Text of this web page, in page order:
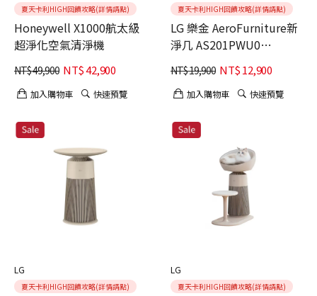
夏天卡利HIGH回饋攻略(詳情請點)
Honeywell X1000航太級
超淨化空氣清淨機
NT$49,900 NT$42,900
加入購物車 快速預覽
夏天卡利HIGH回饋攻略(詳情請點)
LG 樂金 AeroFurniture新
淨几 AS201PWU0
AS201PBK0 邊桌設計 +
空氣清淨機 雪梨白
NT$19,900 NT$12,900
加入購物車 快速預覽
LG
夏天卡利HIGH回饋攻略(詳情請點)
LG
夏天卡利HIGH回饋攻略(詳情請點)